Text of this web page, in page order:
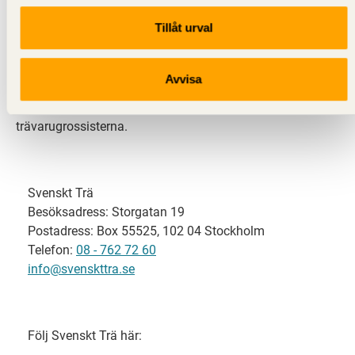
Tillåt urval
Avvisa
Svenskt Trä representerar svensk sågverksindustri
och är en del av branschorganisationen
svensk limträ-, KL-trä- och förpackningsindustri samt
trävarugrossisterna.
Svenskt Trä
Besöksadress: Storgatan 19
Postadress: Box 55525, 102 04 Stockholm
Telefon: 08 - 762 72 60
info@svenskttra.se
Följ Svenskt Trä här: